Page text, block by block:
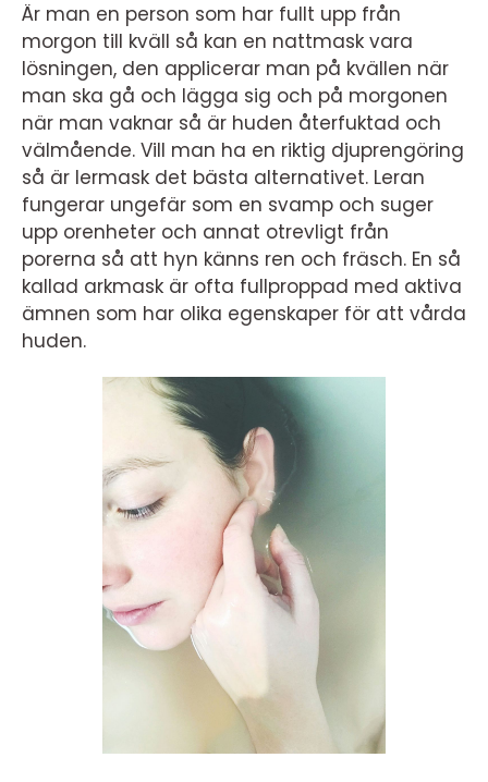
Är man en person som har fullt upp från
morgon till kväll så kan en nattmask vara
lösningen, den applicerar man på kvällen när
man ska gå och lägga sig och på morgonen
när man vaknar så är huden återfuktad och
välmående. Vill man ha en riktig djuprengöring
så är lermask det bästa alternativet. Leran
fungerar ungefär som en svamp och suger
upp orenheter och annat otrevligt från
porerna så att hyn känns ren och fräsch. En så
kallad arkmask är ofta fullproppad med aktiva
ämnen som har olika egenskaper för att vårda
huden.